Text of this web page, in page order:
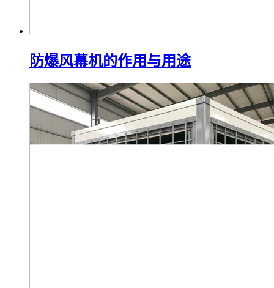
防爆风幕机的作用与用途